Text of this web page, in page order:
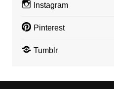
Instagram
Pinterest
Tumblr